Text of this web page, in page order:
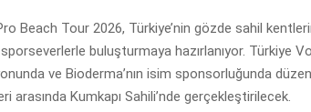
Beach Tour 2026, Türkiye’nin gözde sahil
sporseverlerle buluşturmaya hazırlanıyor. Türkiye
ve Bioderma’nın isim sponsorluğunda
arasında Kumkapı Sahili’nde gerçekleştirilecek.